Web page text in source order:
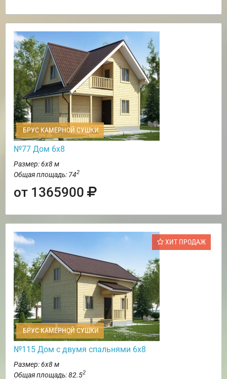
БРУС КАМЕРНОЙ СУШКИ
№77 Дом 6х8
Размер: 6х8 м
Общая площадь: 742
от 1365900
ХИТ ПРОДАЖ
БРУС КАМЕРНОЙ СУШКИ
№115 Дом с двумя спальнями 6х8
Размер: 6х8 м
Общая площадь: 82.52